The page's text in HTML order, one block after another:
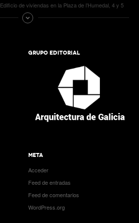
Edificio de viviendas en la Plaza de l’Humedal, 4 y 5
GRUPO EDITORIAL
META
Acceder
Feed de entradas
Feed de comentarios
WordPress.org